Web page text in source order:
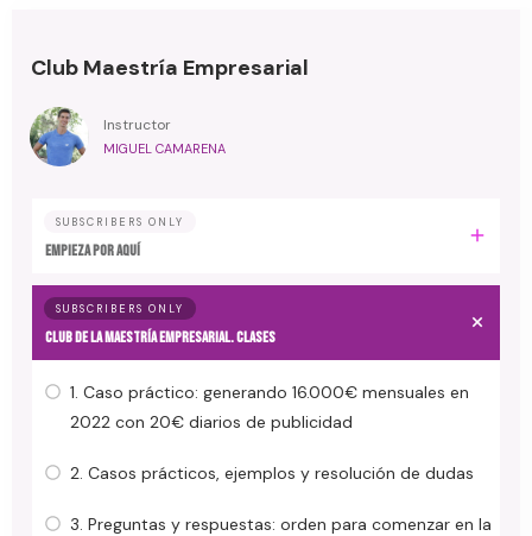
Club Maestría Empresarial
Instructor
MIGUEL CAMARENA
SUBSCRIBERS ONLY
EMPIEZA POR AQUÍ
SUBSCRIBERS ONLY
CLUB DE LA MAESTRÍA EMPRESARIAL. Clases
1. Caso práctico: generando 16.000€ mensuales en
2022 con 20€ diarios de publicidad
2. Casos prácticos, ejemplos y resolución de dudas
3. Preguntas y respuestas: orden para comenzar en la